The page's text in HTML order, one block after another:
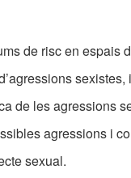
de risc en espais
de les agressions
agressions i
sexual.